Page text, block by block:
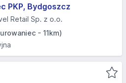
PKP, Bydgoszcz​
Retail Sp. z o.o.
- 11km)